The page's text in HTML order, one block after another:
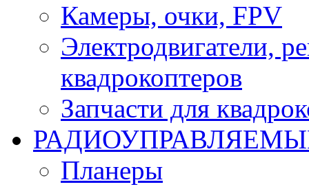
Камеры, очки, FPV
Электродвигатели,
квадрокоптеров
Запчасти для
Планеры